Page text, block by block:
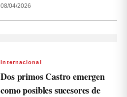
08/04/2026
Internacional
Dos primos Castro emergen
como posibles sucesores de